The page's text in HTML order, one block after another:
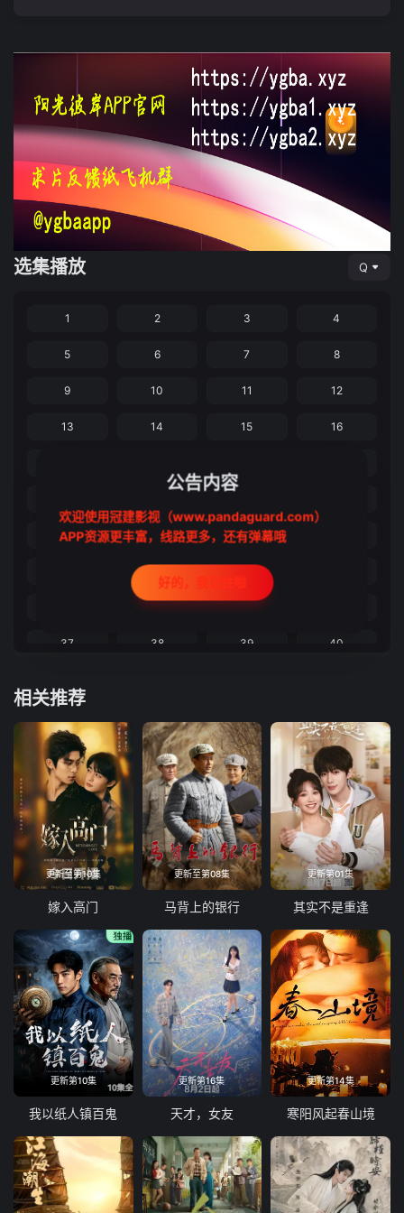
选集播放 Q
1 2 3 4
5 6 7 8
9 10 11 12
13 14 15 16
25 26 27
34 35
37 38 39 40
相关推荐
更新至第10集
嫁入高门
更新至第08集
马背上的银行
更新第01集
其实不是重逢
更新第10集
我以纸人镇百鬼
更新第16集
天才，女友
更新第14集
寒阳风起春山境
公告内容
欢迎使用冠建影视（www.pandaguard.com）
APP资源更丰富，线路更多，还有弹幕哦
好的，我记住啦